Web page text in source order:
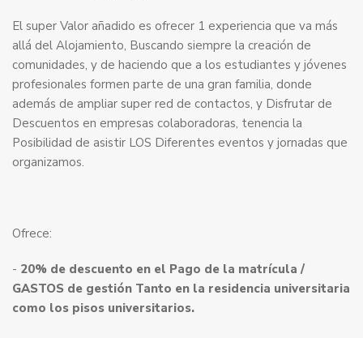
El super Valor añadido es ofrecer 1 experiencia que va más
allá del Alojamiento, Buscando siempre la creación de
comunidades, y de haciendo que a los estudiantes y jóvenes
profesionales formen parte de una gran familia, donde
además de ampliar super red de contactos, y Disfrutar de
Descuentos en empresas colaboradoras, tenencia la
Posibilidad de asistir LOS Diferentes eventos y jornadas que
organizamos.
Ofrece:
- 20% de descuento en el Pago de la matrícula /
GASTOS de gestión Tanto en la residencia universitaria
como los pisos universitarios.